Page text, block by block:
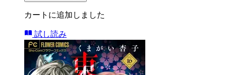
カートに追加しました
試し読み